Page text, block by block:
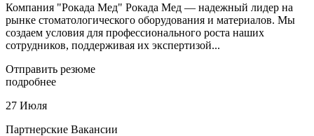
Компания "Рокада Мед" Рокада Мед — надежный лидер на
рынке стоматологического оборудования и материалов. Мы
создаем условия для профессионального роста наших
сотрудников, поддерживая их экспертизой...
Отправить резюме
подробнее
27 Июля
Партнерские Вакансии